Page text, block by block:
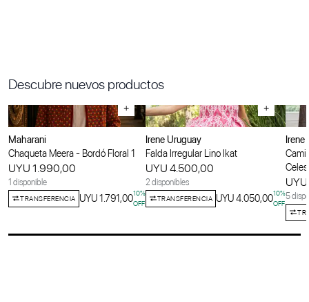
Descubre nuevos productos
+
Maharani
Chaqueta Meera - Bordó Floral 1
UYU 1.990,00
1 disponible
TRANSFERENCIA UYU 1.791,0010%
OFF
+
Irene Uruguay
Falda Irregular Lino Ikat
UYU 4.500,00
2 disponibles
TRANSFERENCIA UYU 4.050,0010%
OFF
Irene
5